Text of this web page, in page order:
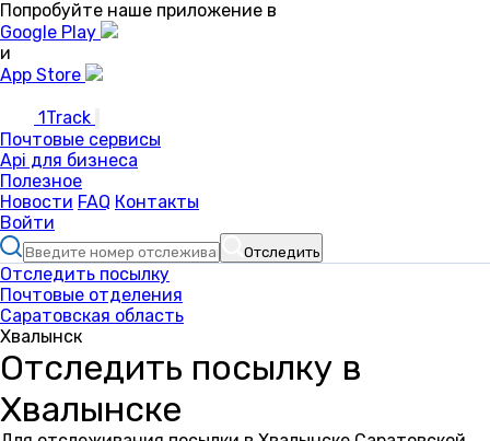
Попробуйте наше приложение в
Google Play
и
App Store
1Track
Почтовые сервисы
Api для бизнеса
Полезное
Новости FAQ Контакты
Войти
Отследить
Отследить посылку
Почтовые отделения
Саратовская область
Хвалынск
Отследить посылку в
Хвалынске